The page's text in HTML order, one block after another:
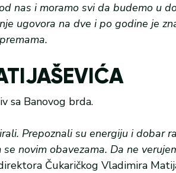
nas i moramo svi da budemo u
ugovora na dve i po godine je
sa Banovog brda.
Prepoznali su energiju i dobar
novim obavezama. Da ne
Čukaričkog Vladimira